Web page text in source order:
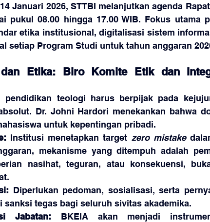
Januari 2026, STTBI melanjutkan agenda
pukul 08.00 hingga 17.00 WIB. Fokus utama
etika institusional, digitalisasi sistem
setiap Program Studi untuk tahun anggaran
Etika: Biro Komite Etik dan
pendidikan teologi harus berpijak pada
Dr. Johni Hardori menekankan bahwa
untuk kepentingan pribadi.
Institusi menetapkan target zero mistake
mekanisme yang ditempuh adalah
nasihat, teguran, atau konsekuensi,
Diperlukan pedoman, sosialisasi, serta
sanksi tegas bagi seluruh sivitas akademika.
Jabatan: BKEIA akan menjadi